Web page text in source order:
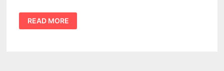
PM
KISAN
योजनेचे
READ MORE